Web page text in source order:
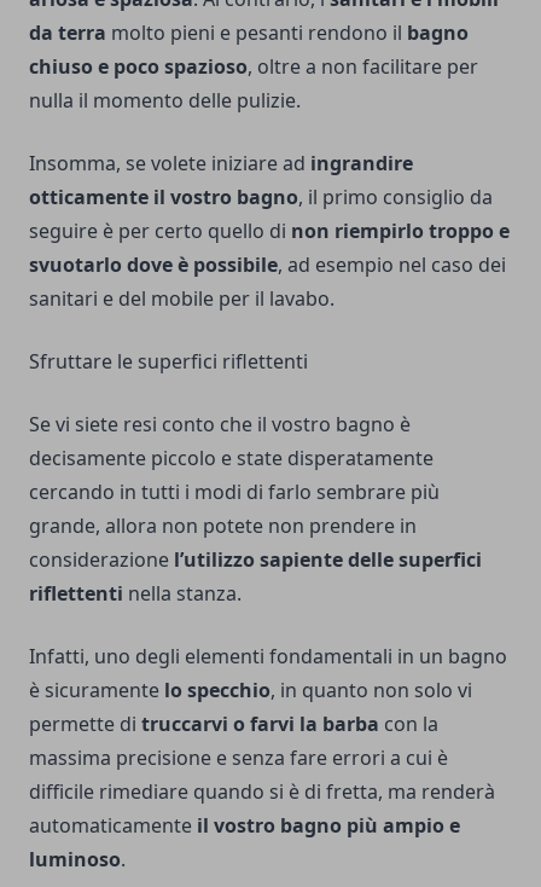
da terra molto pieni e pesanti rendono il bagno
chiuso e poco spazioso, oltre a non facilitare per
nulla il momento delle pulizie.
Insomma, se volete iniziare ad ingrandire
otticamente il vostro bagno, il primo consiglio da
seguire è per certo quello di non riempirlo troppo e
svuotarlo dove è possibile, ad esempio nel caso dei
sanitari e del mobile per il lavabo.
Sfruttare le superfici riflettenti
Se vi siete resi conto che il vostro bagno è
decisamente piccolo e state disperatamente
cercando in tutti i modi di farlo sembrare più
grande, allora non potete non prendere in
considerazione l’utilizzo sapiente delle superfici
riflettenti nella stanza.
Infatti, uno degli elementi fondamentali in un bagno
è sicuramente lo specchio, in quanto non solo vi
permette di truccarvi o farvi la barba con la
massima precisione e senza fare errori a cui è
difficile rimediare quando si è di fretta, ma renderà
automaticamente il vostro bagno più ampio e
luminoso.